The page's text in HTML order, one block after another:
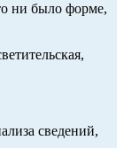
ни было форме,
сведений,